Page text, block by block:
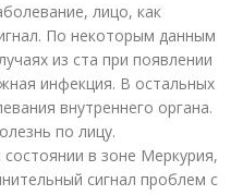
лицо, как
По некоторым данным
из ста при появлении
инфекция. В остальных
внутреннего органа.
по лицу.
в зоне Меркурия,
сигнал проблем с